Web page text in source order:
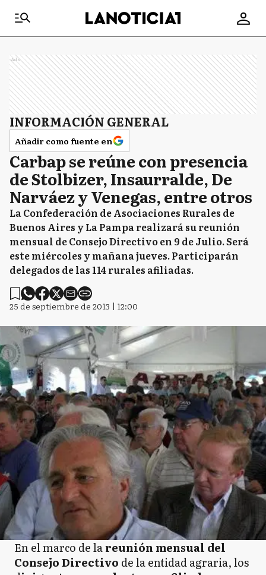
Ads
INFORMACIÓN GENERAL
Añadir como fuente en
Carbap se reúne con presencia
de Stolbizer, Insaurralde, De
Narváez y Venegas, entre otros
La Confederación de Asociaciones Rurales de
Buenos Aires y La Pampa realizará su reunión
mensual de Consejo Directivo en 9 de Julio. Será
este miércoles y mañana jueves. Participarán
delegados de las 114 rurales afiliadas.
25 de septiembre de 2013 | 12:00
En el marco de lareunión mensual del
Consejo Directivo de la entidad agraria, los